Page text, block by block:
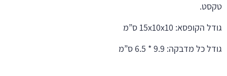
טקסט.
גודל הקופסא: 15x10x10 ס”מ
גודל כל מדבקה: 9.9 * 6.5 ס”מ